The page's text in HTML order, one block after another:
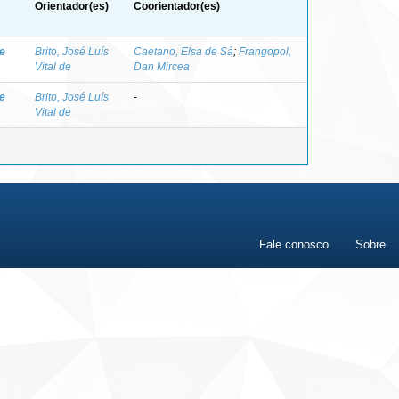
Orientador(es) Coorientador(es)
Brito, José Luís
Vital de
Caetano, Elsa de Sá; Frangopol,
Dan Mircea
Brito, José Luís
Vital de
-
Fale conosco Sobre